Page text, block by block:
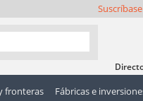
Suscríbase
fronteras Fábricas e